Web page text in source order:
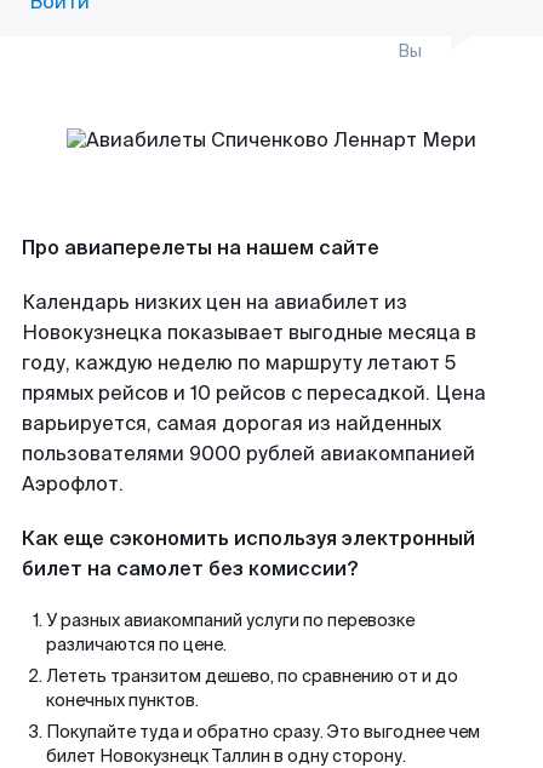
Вы
Про авиаперелеты на нашем сайте
Календарь низких цен на авиабилет из
Новокузнецка показывает выгодные месяца в
году, каждую неделю по маршруту летают 5
прямых рейсов и 10 рейсов с пересадкой. Цена
варьируется, самая дорогая из найденных
пользователями 9000 рублей авиакомпанией
Аэрофлот.
Как еще сэкономить используя электронный
билет на самолет без комиссии?
У разных авиакомпаний услуги по перевозке
различаются по цене.
Лететь транзитом дешево, по сравнению от и до
конечных пунктов.
Покупайте туда и обратно сразу. Это выгоднее чем
билет Новокузнецк Таллин в одну сторону.